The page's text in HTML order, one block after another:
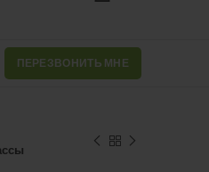
ПЕРЕЗВОНИТЬ МНЕ